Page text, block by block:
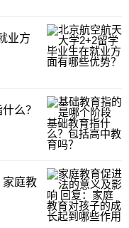
业方
么？
家庭教